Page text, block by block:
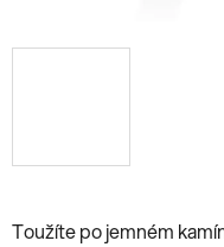
Toužíte po jemném